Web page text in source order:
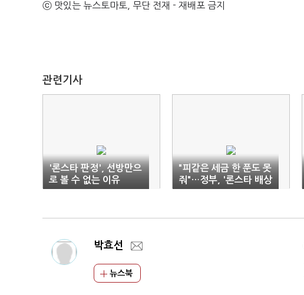
ⓒ 맛있는 뉴스토마토, 무단 전재 - 재배포 금지
관련기사
'론스타 판정', 선방만으
로 볼 수 없는 이유
"피같은 세금 한 푼도 못
줘"…정부, '론스타 배상
결정' 불복 선언
박효선
뉴스북